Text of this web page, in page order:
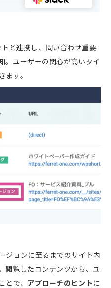
と連携し、問い合わせ重要
。ユーザーの関心が高いタイ
ます。
ジョンに至るまでのサイト内
閲覧したコンテンツから、ユ
で、 アプローチのヒントに